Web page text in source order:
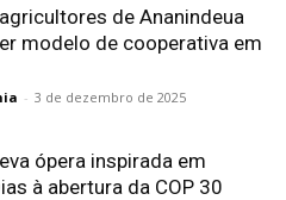
de Ananindeua
modelo de cooperativa em
- 3 de dezembro de 2025
ópera inspirada em
à abertura da COP 30